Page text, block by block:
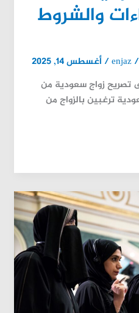
والشروط
enjaz
/ أغسطس 14, 2025
زواج سعودية من
ترغبين بالزواج من